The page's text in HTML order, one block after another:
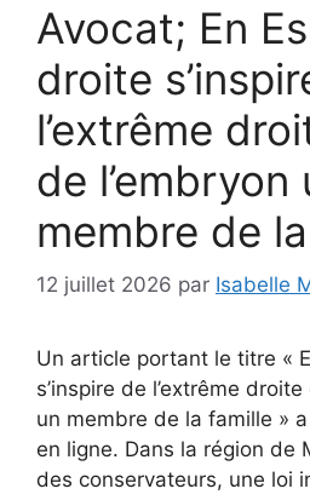
Avocat; En
droite
l’extrême
de l’embryon
membre de
12 juillet 2026 par Isabelle
Un article portant le titre «
s’inspire de l’extrême
un membre de la famille »
en ligne. Dans la région de
des conservateurs, une loi